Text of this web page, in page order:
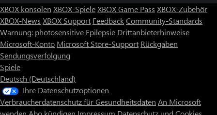
XBOX konsolen XBOX-SpieleXBOX Game Pass XBOX-Zubehör
XBOX-News XBOX Support FeedbackCommunity-Standards
Warnung: photosensitive Epilepsie Drittanbieterhinweise
Microsoft-Konto Microsoft Store-Support Rückgaben
Sendungsverfolgung
Spiele
Deutsch (Deutschland)
Ihre Datenschutzoptionen
Verbraucherdatenschutz für Gesundheitsdaten An Microsoft